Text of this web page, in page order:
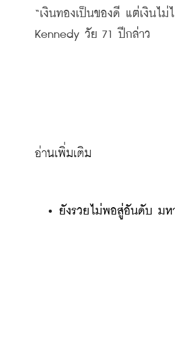
“เงินทองเป็นของดี แต่เงินไม่
Kennedy วัย 71 ปีกล่าว
ยังรวยไม่พอสู่อันดับ มห